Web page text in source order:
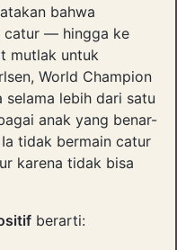
bahwa
catur — hingga ke
mutlak untuk
World Champion
lebih dari satu
anak yang benar-
tidak bermain catur
karena tidak bisa
berarti: